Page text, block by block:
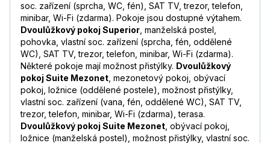
soc. zařízení (sprcha, WC, fén), SAT TV, trezor, telefon,
minibar, Wi-Fi (zdarma). Pokoje jsou dostupné výtahem.
Dvoulůžkový pokoj Superior , manželská postel,
pohovka, vlastní soc. zařízení (sprcha, fén, oddělené
WC), SAT TV, trezor, telefon, minibar, Wi-Fi (zdarma).
Některé pokoje mají možnost přistýlky. Dvoulůžkový
pokoj Suite Mezonet , mezonetový pokoj, obývací
pokoj, ložnice (oddělené postele), možnost přistýlky,
vlastní soc. zařízení (vana, fén, oddělené WC), SAT TV,
trezor, telefon, minibar, Wi-Fi (zdarma), terasa.
Dvoulůžkový pokoj Suite Mezonet , obývací pokoj,
ložnice (manželská postel), možnost přistýlky, vlastní soc.